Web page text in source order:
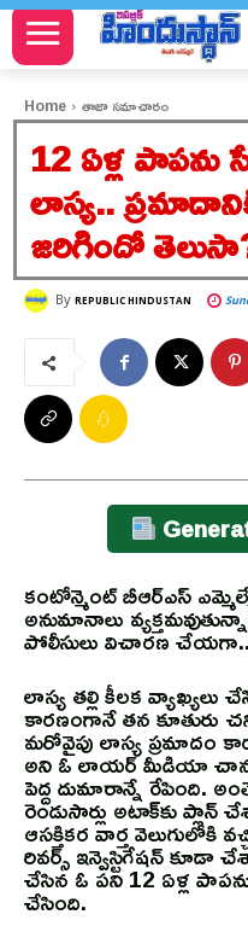
Home తాజా సమాచారం
12 ఏళ్ల
లాస్య..
జరిగిందో
By REPUBLIC HINDUSTAN
కంటోన్మెంట్ బీఆర్ఎస్
అనుమానాలు
పోలీసులు విచారణ చేయగా..
లాస్య తల్లి కీలక వ్యాఖ్యలు
కారణంగానే తన కూతురు
మరోవైపు లాస్య ప్రమాదం
అని ఓ లాయర్ మీడియా
పెద్ద దుమారాన్నే రేపింది.
రెండుసార్లు అటాక్‌కు
ఆసక్తికర వార్త వెలుగులోకి
రివర్స్ ఇన్వెస్టిగేషన్ కూడా
చేసిన ఓ పని 12 ఏళ్ల
చేసింది.